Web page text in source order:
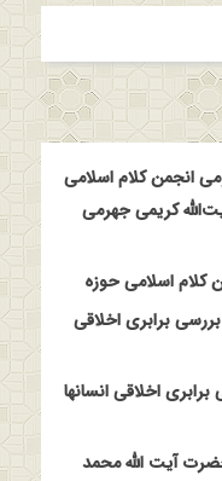
انجمن کلام اسلامی
کریمی جهرمی
کلام اسلامی حوزه
برابری اخلاقی
اخلاقی انسانها
آیت الله محمد